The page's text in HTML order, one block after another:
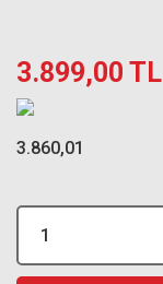
3.899,00 TL
3.860,01